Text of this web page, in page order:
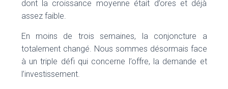
dont la croissance moyenne était d’ores et déjà
assez faible.
En moins de trois semaines, la conjoncture a
totalement changé. Nous sommes désormais face
à un triple défi qui concerne l’offre, la demande et
l’investissement.